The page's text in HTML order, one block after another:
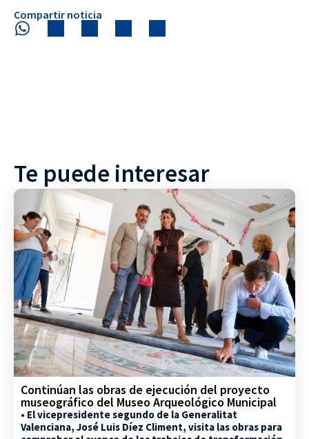
Compartir noticia
Te puede interesar
Continúan las obras de ejecución del proyecto
museográfico del Museo Arqueológico Municipal
• El vicepresidente segundo de la Generalitat
Valenciana, José Luis Díez Climent, visita las obras para